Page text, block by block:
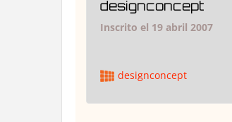
designconcept
Inscrito el 19 abril 2007
designconcept